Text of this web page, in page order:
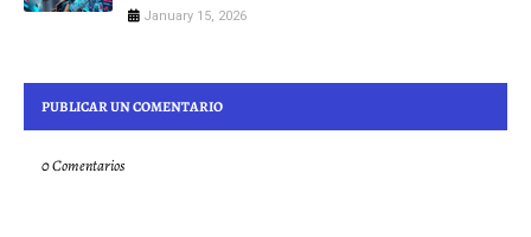
January 15, 2026
PUBLICAR UN COMENTARIO
0 Comentarios